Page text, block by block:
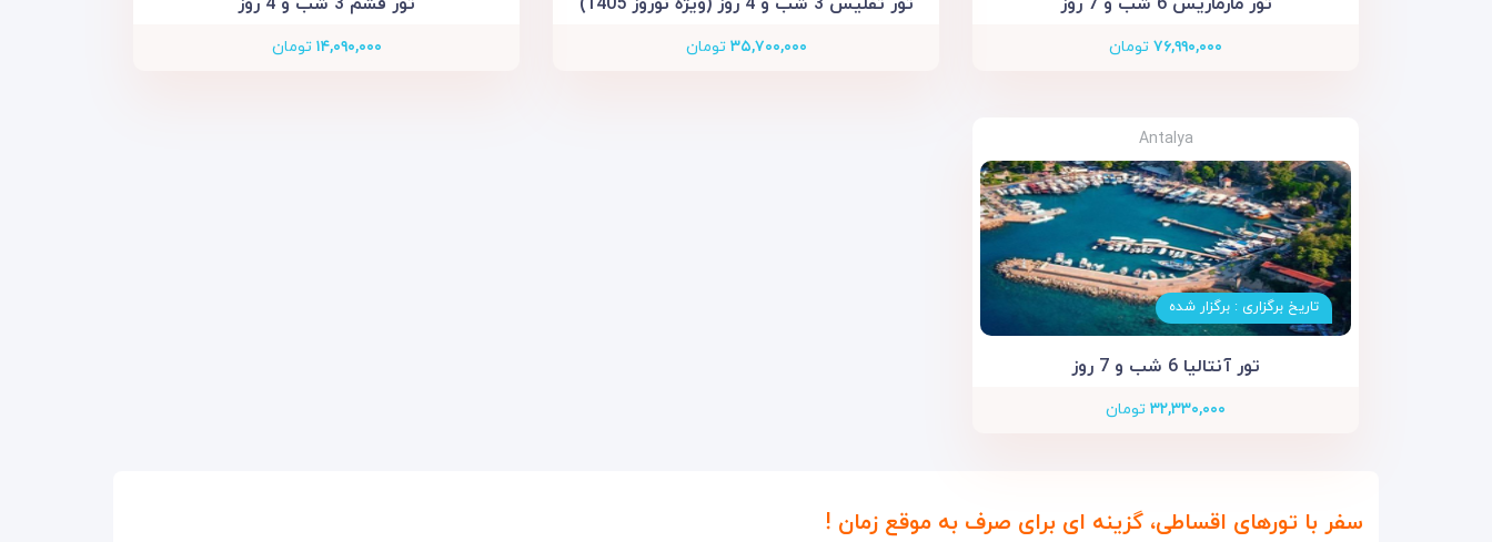
۷۶,۹۹۰,۰۰۰ تومان ۳۵,۷۰۰,۰۰۰ تومان ۱۴,۰۹۰,۰۰۰ تومان
Antalya
تاریخ برگزاری : برگزار شده
تور آنتالیا 6 شب و 7 روز
۳۲,۳۳۰,۰۰۰ تومان
سفر با تورهای اقساطی، گزینه ای برای صرف به موقع زمان !